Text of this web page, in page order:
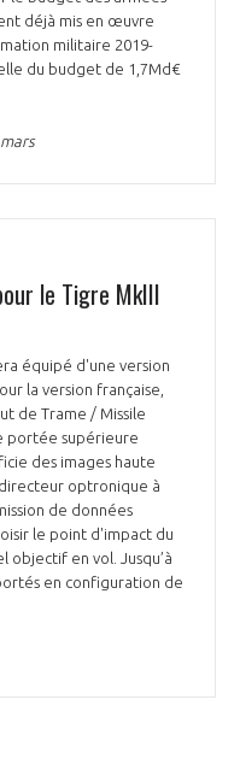
déjà mis en œuvre
militaire 2019-
du budget de 1,7Md€
le Tigre MkIII
équipé d'une version
la version française,
de Trame / Missile
portée supérieure
des images haute
optronique à
de données
le point d'impact du
objectif en vol. Jusqu’à
en configuration de